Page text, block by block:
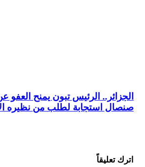
الجزائر.. الرئيس تبون يمنح العفو
صنصال استجابة لطلب من نظيره
اترك تعليقاً